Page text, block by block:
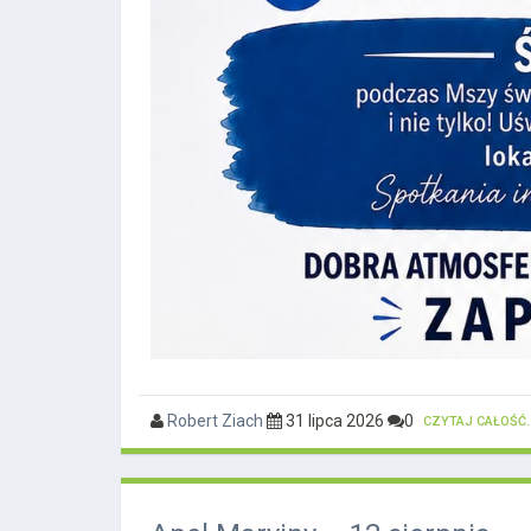
Robert Ziach 31 lipca 2026 0 CZYTAJ